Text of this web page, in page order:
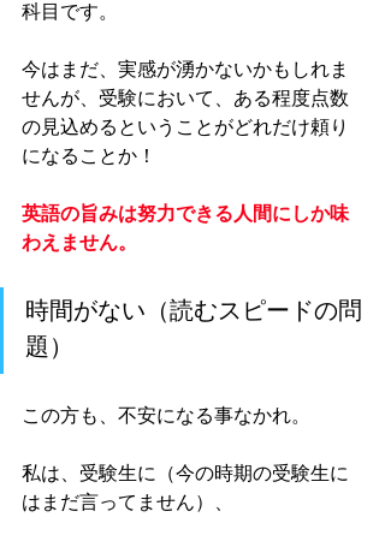
科目です。
今はまだ、実感が湧かないかもしれま
せんが、受験において、ある程度点数
の見込めるということがどれだけ頼り
になることか！
英語の旨みは努力できる人間にしか味
わえません。
時間がない（読むスピードの問
題）
この方も、不安になる事なかれ。
私は、受験生に（今の時期の受験生に
はまだ言ってません）、